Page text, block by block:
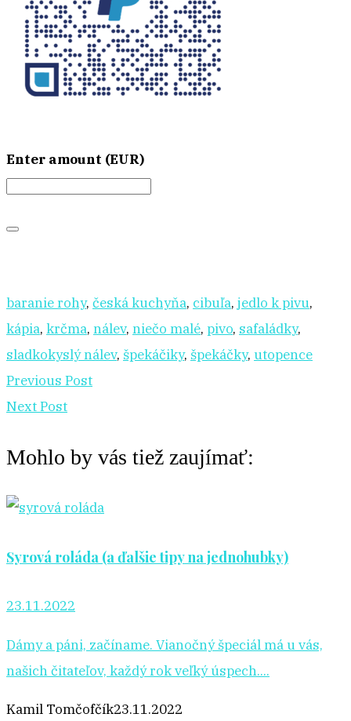
Enter amount (EUR)
baranie rohy, česká kuchyňa, cibuľa, jedlo k pivu,
kápia, krčma, nálev, niečo malé, pivo, safaládky,
sladkokyslý nálev, špekáčiky, špekáčky, utopence
Previous Post
Next Post
Mohlo by vás tiež zaujímať:
Syrová roláda (a ďalšie tipy na jednohubky)
23.11.2022
Dámy a páni, začíname. Vianočný špeciál má u vás,
našich čitateľov, každý rok veľký úspech....
Kamil Tomčofčík23.11.2022